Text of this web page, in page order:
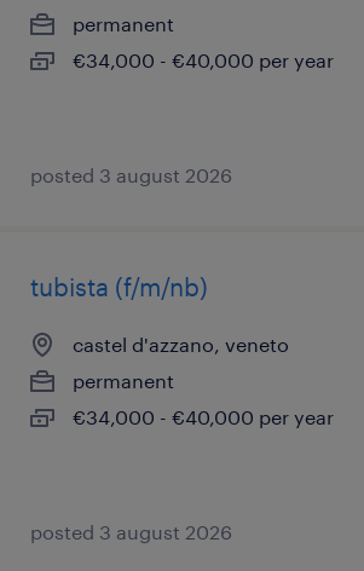
permanent
€34,000 - €40,000 per year
posted 3 august 2026
tubista (f/m/nb)
castel d'azzano, veneto
permanent
€34,000 - €40,000 per year
posted 3 august 2026